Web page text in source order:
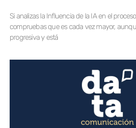
Si analizas la Influencia de la IA en el
compruebas que es cada vez mayor,
progresiva y está